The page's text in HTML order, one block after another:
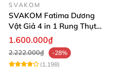
SVAKOM
SVAKOM Fatima Dương
Vật Giả 4 in 1 Rung Thụt
Hút Toả Nhiệt Massage Cho
1.600.000₫
2.222.000₫
-28%
(1,198)